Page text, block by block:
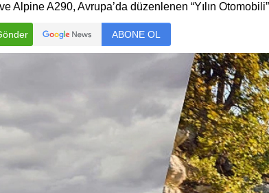
Alpine A290, Avrupa’da düzenlenen “Yılın
ABONE OL